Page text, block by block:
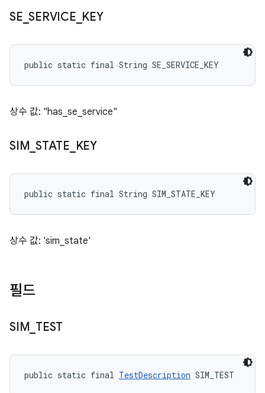
SE _SERVICE KEY
public static final String SE_SERVICE_KEY
상수 값: "has_se_service"
SIM STATE KEY
public static final String SIM_STATE_KEY
상수 값: 'sim_state'
필드
SIM TEST
public static final TestDescription SIM_TEST